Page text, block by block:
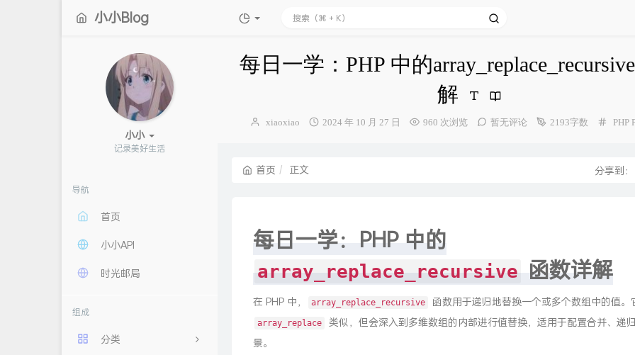
小小Blog
小小
;%Xzn
导航
首页
小小API
时光邮局
组成
分类
每日一学：PHP 中的
解
博
xiaoxiao
发
2024 年 10 月 27 日 960 次浏览 暂无评论 2193字数
分
PHP
首页 正文 分享到
每日一学：PHP 中的
array_replace_recursive 函数详解
在 PHP 中， array_replace_recursive 函数用于递归地替换一个或多个数组中的值。
array_replace
类似，但会深入到多维数组的内部进行值替换，适用于配置合并、递
景。